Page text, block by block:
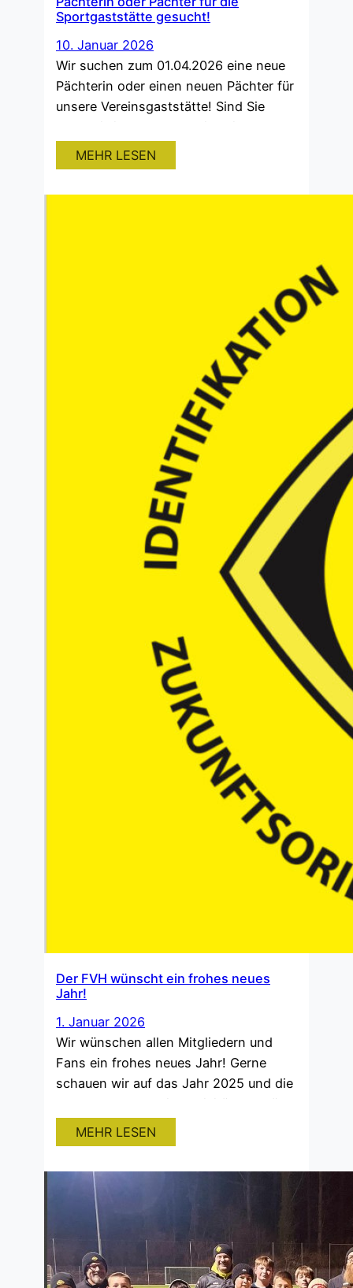
Sportgaststätte gesucht!
10. Januar 2026
Wir suchen zum 01.04.2026 eine neue
Pächterin oder einen neuen Pächter für
unsere Vereinsgaststätte! Sind Sie
und Leidenschaft? Lieben Sie es,
Sportlerinnen und Sportler,
MEHR LESEN
Der FVH wünscht ein frohes neues
Jahr!
1. Januar 2026
Wir wünschen allen Mitgliedern und
Fans ein frohes neues Jahr! Gerne
schauen wir auf das Jahr 2025 und die
vergangenen Vereinsaktivitäten zurück:
Jahreshauptversammlung: www.fv-
haltingen.de/2025/04/19/jahreshauptve
Verteilung der gelben Säcke: www.fv-
haltingen.de/2025/04/07/ein-ort-eine-
gemeinschaft-fvh-jugend-und-helfer-
verteilen-gelbe-saecke/ Sporttag mit
der 1. Klasse der HTS Haltingen:
MEHR LESEN